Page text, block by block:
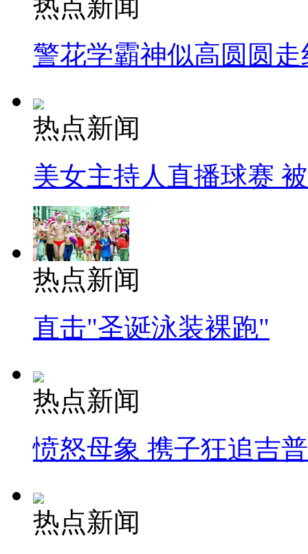
热点新闻
警花学霸神似高圆圆走
热点新闻
美女主持人直播球赛
热点新闻
直击"圣诞泳装裸跑"
热点新闻
愤怒母象 携子狂追吉
热点新闻